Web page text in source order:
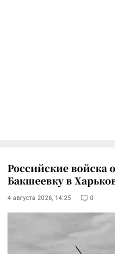
Российские войска
Бакшеевку в
4 августа 2026, 14:25 0